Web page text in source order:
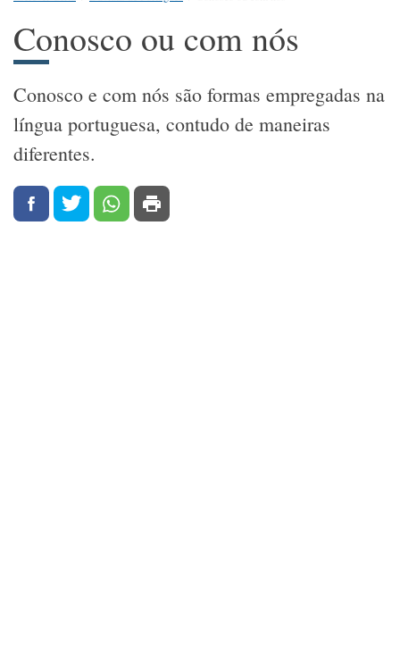
Conosco ou com nós
Conosco e com nós são formas empregadas na
língua portuguesa, contudo de maneiras
diferentes.